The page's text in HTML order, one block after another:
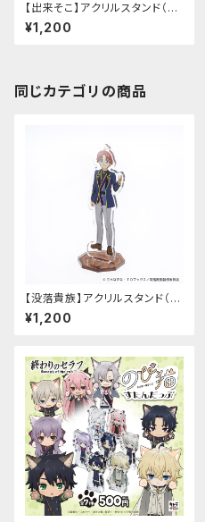
【出来そこ】アクリルスタンド（ノ
エル）
¥1,200
同じカテゴリの商品
【没落貴族】アクリルスタンド（リ
アム）
¥1,200